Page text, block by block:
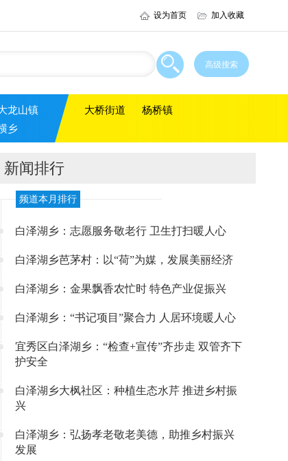
设为首页 加入收藏
龙山镇
乡
大桥街道 杨桥镇
新闻排行
频道本月排行
白泽湖乡：志愿服务敬老行 卫生打扫暖人心
白泽湖乡芭茅村：以“荷”为媒，发展美丽经济
白泽湖乡：金果飘香农忙时 特色产业促振兴
白泽湖乡：“书记项目”聚合力 人居环境暖人心
宜秀区白泽湖乡：“检查+宣传”齐步走 双管齐下
护安全
白泽湖乡大枫社区：种植生态水芹 推进乡村振
兴
白泽湖乡：弘扬孝老敬老美德，助推乡村振兴
发展